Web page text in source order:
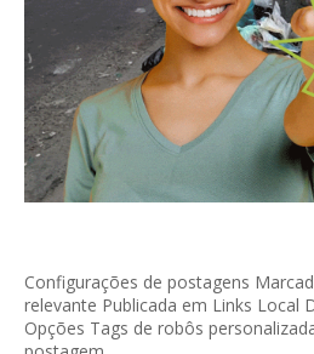
Configurações de postagens
relevante Publicada em Links Local
Opções Tags de robôs